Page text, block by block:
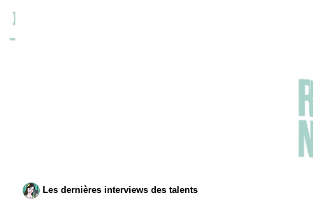
Les dernières interviews des talents